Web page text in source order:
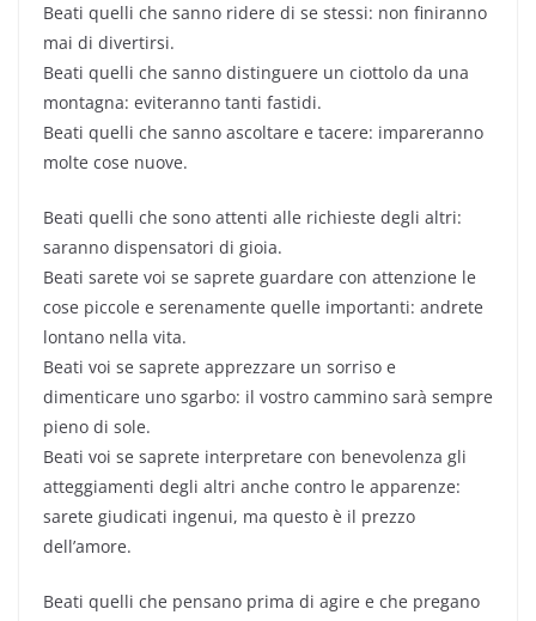
Beati quelli che sanno ridere di se stessi: non finiranno
mai di divertirsi.
Beati quelli che sanno distinguere un ciottolo da una
montagna: eviteranno tanti fastidi.
Beati quelli che sanno ascoltare e tacere: impareranno
molte cose nuove.
Beati quelli che sono attenti alle richieste degli altri:
saranno dispensatori di gioia.
Beati sarete voi se saprete guardare con attenzione le
cose piccole e serenamente quelle importanti: andrete
lontano nella vita.
Beati voi se saprete apprezzare un sorriso e
dimenticare uno sgarbo: il vostro cammino sarà sempre
pieno di sole.
Beati voi se saprete interpretare con benevolenza gli
atteggiamenti degli altri anche contro le apparenze:
sarete giudicati ingenui, ma questo è il prezzo
dell’amore.
Beati quelli che pensano prima di agire e che pregano